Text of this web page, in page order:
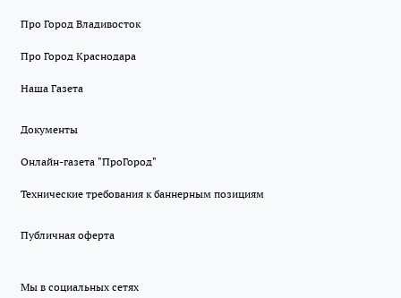
Про Город Владивосток
Про Город Краснодара
Наша Газета
Документы
Онлайн-газета "ПроГород"
Технические требования к баннерным позициям
Публичная оферта
Мы в социальных сетях